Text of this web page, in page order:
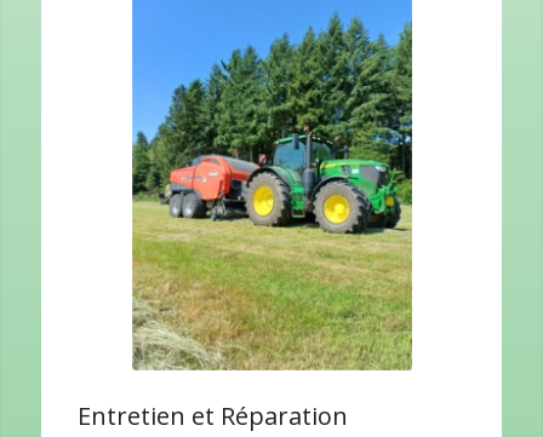
Entretien et Réparation